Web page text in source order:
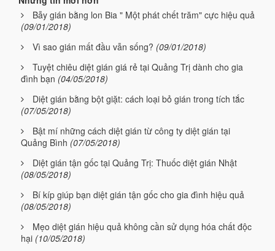
Bẫy gián bằng lon Bia " Một phát chết trăm" cực hiệu quả
(09/01/2018)
Vì sao gián mất đầu vẫn sống? (09/01/2018)
Tuyệt chiêu diệt gián giá rẻ tại Quảng Trị dành cho gia
đình bạn (04/05/2018)
Diệt gián bằng bột giặt: cách loại bỏ gián trong tích tắc
(07/05/2018)
Bật mí những cách diệt gián từ công ty diệt gián tại
Quảng Bình (07/05/2018)
Diệt gián tận gốc tại Quảng Trị: Thuốc diệt gián Nhật
(08/05/2018)
Bí kíp giúp bạn diệt gián tận gốc cho gia đình hiệu quả
(08/05/2018)
Mẹo diệt gián hiệu quả không cần sử dụng hóa chất độc
hại (10/05/2018)